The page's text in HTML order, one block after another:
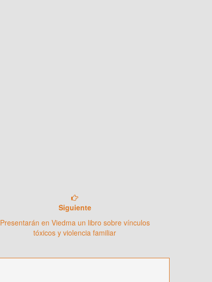
Siguiente
Presentarán en Viedma un libro sobre vínculos
tóxicos y violencia familiar